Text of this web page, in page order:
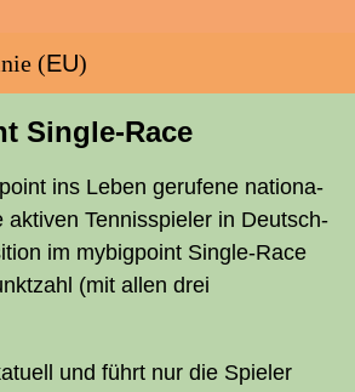
(EU)
Single-Race
ins Leben geru­fe­ne natio­na­
akti­ven Ten­nis­spie­ler in Deutsch­
im mybig­point Sin­gle-Race
(mit allen drei
und führt nur die Spie­ler